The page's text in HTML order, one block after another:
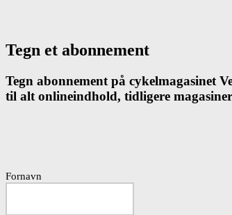
Tegn et abonnement
Tegn abonnement på cykelmagasinet
til alt onlineindhold, tidligere
Fornavn